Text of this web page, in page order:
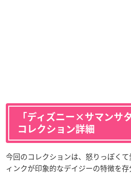
「ディズニー×サマンサ
コレクション詳細
今回のコレクションは、怒りっぽく
ィンクが印象的なデイジーの特徴を